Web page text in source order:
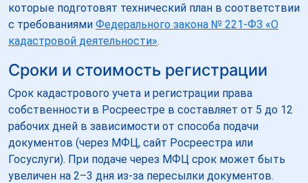
которые подготовят технический план в соответствии
с требованиями Федерального закона № 221-ФЗ «О
кадастровой деятельности».
Сроки и стоимость регистрации
Срок кадастрового учета и регистрации права
собственности в Росреестре в составляет от 5 до 12
рабочих дней в зависимости от способа подачи
документов (через МФЦ, сайт Росреестра или
Госуслуги). При подаче через МФЦ срок может быть
увеличен на 2–3 дня из-за пересылки документов.